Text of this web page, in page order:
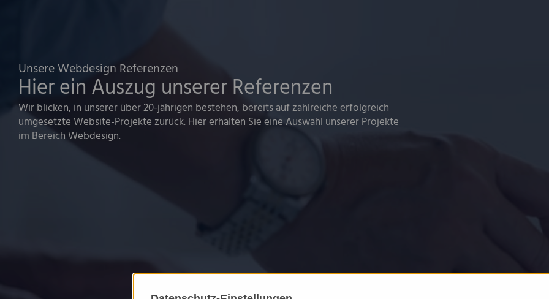
Unsere Webdesign Referenzen
Hier ein Auszug unserer Referenzen
Wir blicken, in unserer über 20-jährigen bestehen, bereits auf zahlreiche erfolgreich
umgesetzte Website-Projekte zurück. Hier erhalten Sie eine Auswahl unserer Projekte
im Bereich Webdesign.